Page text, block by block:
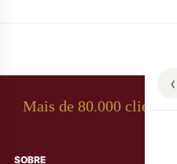
‹
Mais de 80.000
SOBRE